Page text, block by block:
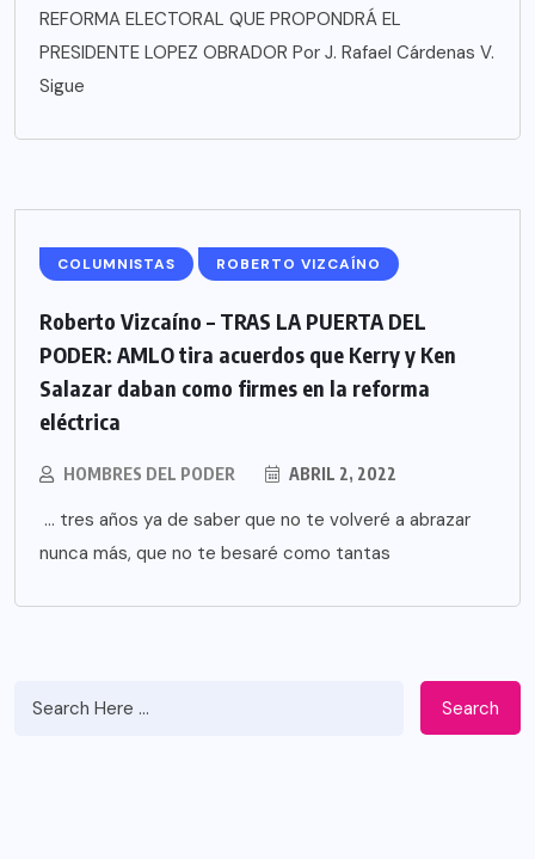
REFORMA ELECTORAL QUE PROPONDRÁ EL
PRESIDENTE LOPEZ OBRADOR Por J. Rafael Cárdenas V.
Sigue
COLUMNISTAS ROBERTO VIZCAÍNO
Roberto Vizcaíno – TRAS LA PUERTA DEL
PODER: AMLO tira acuerdos que Kerry y Ken
Salazar daban como firmes en la reforma
eléctrica
HOMBRES DEL PODER ABRIL 2, 2022
… tres años ya de saber que no te volveré a abrazar
nunca más, que no te besaré como tantas
Search